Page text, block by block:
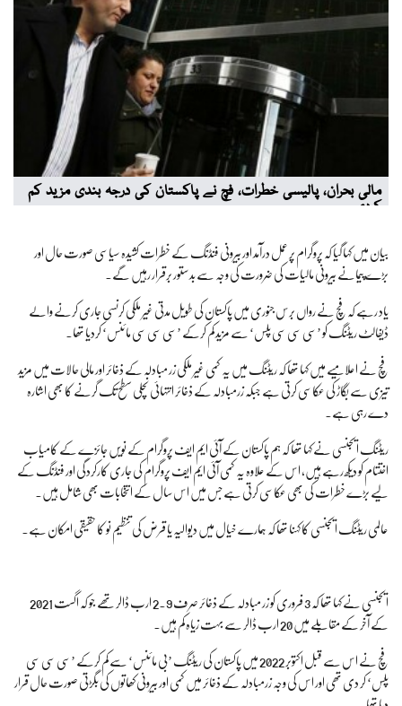
بیان میں کہا گیا کہ پروگرام پر عمل درآمد اور بیرونی فنڈنگ کے خطرات کشیدہ سیاسی صورت حال اور
بڑے پیمانے بیرونی مالیات کی ضرورت کی وجہ سے بدستور برقرار رہیں گے۔
یاد رہے کہ فچ نے رواں برس جنوری میں پاکستان کی طویل مدتی غیر ملکی کرنسی جاری کرنے والے
ڈیفالٹ ریٹنگ کو ’سی سی سی پلس‘ سے مزید کم کرکے ’سی سی سی مائنس‘ کردیا تھا۔
فِچ نے اعلامیے میں کہا تھا کہ ریٹنگ میں یہ کمی غیر ملکی زر مبادلہ کے ذخائر اور مالی حالات میں مزید
تیزی سے بگاڑ کی عکاسی کرتی ہے جبکہ زرمبادلہ کے ذخائر انتہائی نچلی سطح تک گرنے کا بھی اشارہ
دے رہی ہے۔
ریٹنگ ایجنسی نے کہا تھا کہ ہم پاکستان کے آئی ایم ایف پروگرام کے نویں جائزے کے کامیاب
اختتام کو دیکھ رہے ہیں، اس کے علاوہ یہ کمی آئی ایم ایف پروگرام کی جاری کارکردگی اور فنڈنگ کے
لیے بڑے خطرات کی بھی عکاسی کرتی ہے جس میں اس سال کے انتخابات بھی شامل ہیں۔
عالمی ریٹنگ ایجنسی کا کہنا تھا کہ ہمارے خیال میں دیوالیہ یا قرض کی تنظیم نو کا حقیقی امکان ہے۔
ایجنسی نے کہا تھا کہ 3 فروری کو زر مبادلہ کے ذخائر صرف 2.9 ارب ڈالر تھے جو کہ اگست 2021
کے آخر کے مقابلے میں 20 ارب ڈالر سے بہت زیاہ کم ہیں۔
فچ نے اس سے قبل اکتوبر 2022 میں پاکستان کی ریٹنگ ’بی مائنس‘ سے کم کرکے ’سی سی سی
پلس‘ کر دی تھی اور اس کی وجہ زرمبادلہ کے ذخائر میں کمی اور بیرونی کھاتوں کی بگڑتی صورت حال قرار